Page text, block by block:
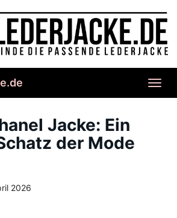
Jacke: Ein
der Mode
2026